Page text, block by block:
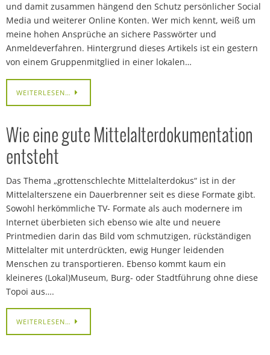
und damit zusammen hängend den Schutz persönlicher Social
Media und weiterer Online Konten. Wer mich kennt, weiß um
meine hohen Ansprüche an sichere Passwörter und
Anmeldeverfahren. Hintergrund dieses Artikels ist ein gestern
von einem Gruppenmitglied in einer lokalen…
WEITERLESEN…
Wie eine gute Mittelalterdokumentation
entsteht
Das Thema „grottenschlechte Mittelalterdokus“ ist in der
Mittelalterszene ein Dauerbrenner seit es diese Formate gibt.
Sowohl herkömmliche TV- Formate als auch modernere im
Internet überbieten sich ebenso wie alte und neuere
Printmedien darin das Bild vom schmutzigen, rückständigen
Mittelalter mit unterdrückten, ewig Hunger leidenden
Menschen zu transportieren. Ebenso kommt kaum ein
kleineres (Lokal)Museum, Burg- oder Stadtführung ohne diese
Topoi aus….
WEITERLESEN…